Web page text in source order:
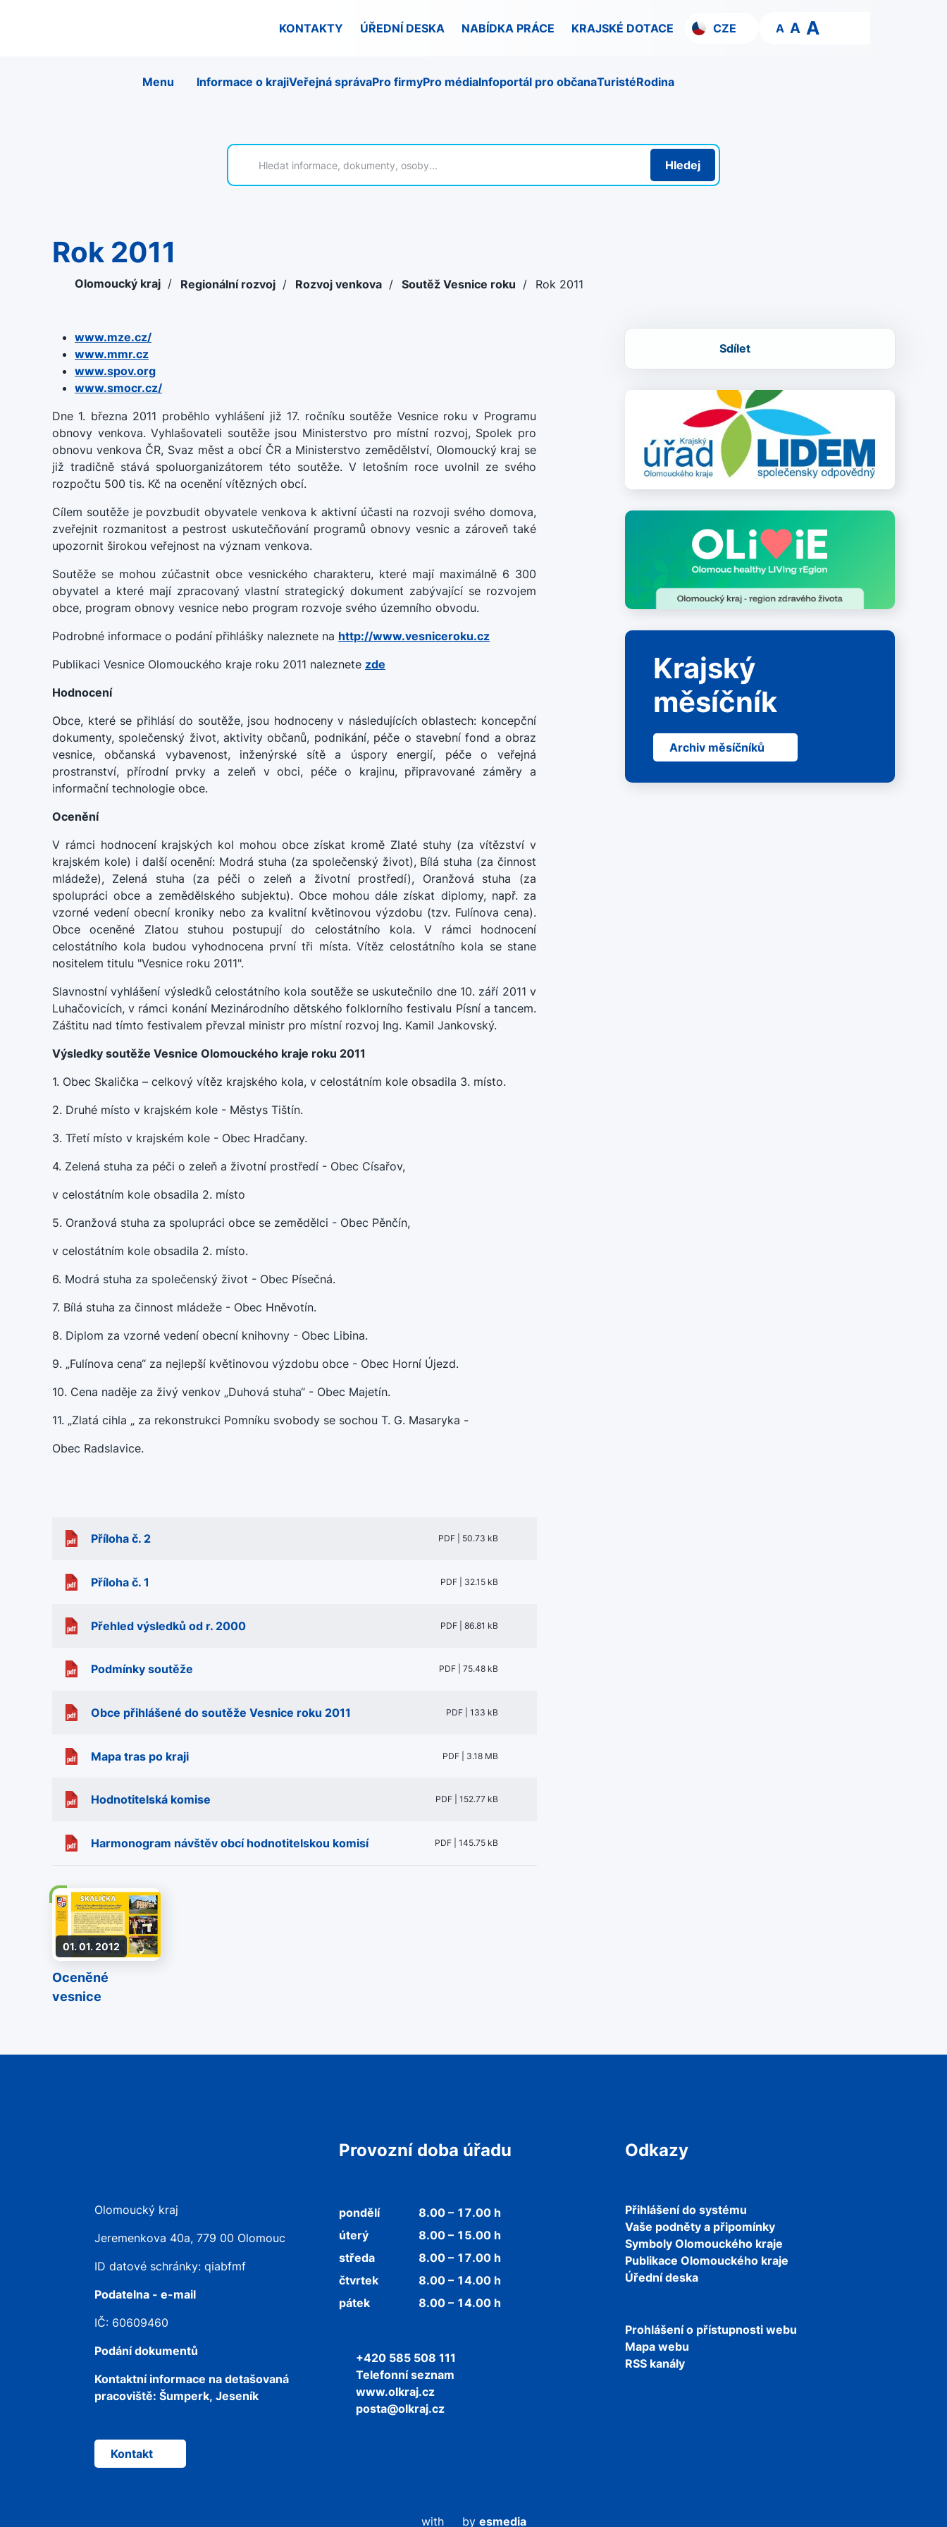
KONTAKTY ÚŘEDNÍ DESKA NABÍDKA PRÁCE KRAJSKÉ DOTACE CZE A A A
Menu Informace o krajiVeřejná správaPro firmyPro médiaInfoportál pro občanaTuristéRodina
Hledej
Rok 2011
Olomoucký kraj / Regionální rozvoj / Rozvoj venkova / Soutěž Vesnice roku / Rok 2011
www.mze.cz/
www.mmr.cz
www.spov.org
www.smocr.cz/
Dne 1. března 2011 proběhlo vyhlášení již 17. ročníku soutěže Vesnice roku v Programu
obnovy venkova. Vyhlašovateli soutěže jsou Ministerstvo pro místní rozvoj, Spolek pro
obnovu venkova ČR, Svaz měst a obcí ČR a Ministerstvo zemědělství, Olomoucký kraj se
již tradičně stává spoluorganizátorem této soutěže. V letošním roce uvolnil ze svého
rozpočtu 500 tis. Kč na ocenění vítězných obcí.
Cílem soutěže je povzbudit obyvatele venkova k aktivní účasti na rozvoji svého domova,
zveřejnit rozmanitost a pestrost uskutečňování programů obnovy vesnic a zároveň také
upozornit širokou veřejnost na význam venkova.
Soutěže se mohou zúčastnit obce vesnického charakteru, které mají maximálně 6 300
obyvatel a které mají zpracovaný vlastní strategický dokument zabývající se rozvojem
obce, program obnovy vesnice nebo program rozvoje svého územního obvodu.
Podrobné informace o podání přihlášky naleznete na http://www.vesniceroku.cz
Publikaci Vesnice Olomouckého kraje roku 2011 naleznete zde
Hodnocení
Obce, které se přihlásí do soutěže, jsou hodnoceny v následujících oblastech: koncepční
dokumenty, společenský život, aktivity občanů, podnikání, péče o stavební fond a obraz
vesnice, občanská vybavenost, inženýrské sítě a úspory energií, péče o veřejná
prostranství, přírodní prvky a zeleň v obci, péče o krajinu, připravované záměry a
informační technologie obce.
Ocenění
V rámci hodnocení krajských kol mohou obce získat kromě Zlaté stuhy (za vítězství v
krajském kole) i další ocenění: Modrá stuha (za společenský život), Bílá stuha (za činnost
mládeže), Zelená stuha (za péči o zeleň a životní prostředí), Oranžová stuha (za
spolupráci obce a zemědělského subjektu). Obce mohou dále získat diplomy, např. za
vzorné vedení obecní kroniky nebo za kvalitní květinovou výzdobu (tzv. Fulínova cena).
Obce oceněné Zlatou stuhou postupují do celostátního kola. V rámci hodnocení
celostátního kola budou vyhodnocena první tři místa. Vítěz celostátního kola se stane
nositelem titulu "Vesnice roku 2011".
Slavnostní vyhlášení výsledků celostátního kola soutěže se uskutečnilo dne 10. září 2011 v
Luhačovicích, v rámci konání Mezinárodního dětského folklorního festivalu Písní a tancem.
Záštitu nad tímto festivalem převzal ministr pro místní rozvoj Ing. Kamil Jankovský.
Výsledky soutěže Vesnice Olomouckého kraje roku 2011
1. Obec Skalička – celkový vítěz krajského kola, v celostátním kole obsadila 3. místo.
2. Druhé místo v krajském kole - Městys Tištín.
3. Třetí místo v krajském kole - Obec Hradčany.
4. Zelená stuha za péči o zeleň a životní prostředí - Obec Císařov,
v celostátním kole obsadila 2. místo
5. Oranžová stuha za spolupráci obce se zemědělci - Obec Pěnčín,
v celostátním kole obsadila 2. místo.
6. Modrá stuha za společenský život - Obec Písečná.
7. Bílá stuha za činnost mládeže - Obec Hněvotín.
8. Diplom za vzorné vedení obecní knihovny - Obec Libina.
9. „Fulínova cena“ za nejlepší květinovou výzdobu obce - Obec Horní Újezd.
10. Cena naděje za živý venkov „Duhová stuha“ - Obec Majetín.
11. „Zlatá cihla „ za rekonstrukci Pomníku svobody se sochou T. G. Masaryka -
Obec Radslavice.
Příloha č. 2 PDF | 50.73 kB
Příloha č. 1 PDF | 32.15 kB
Přehled výsledků od r. 2000 PDF | 86.81 kB
Podmínky soutěže PDF | 75.48 kB
Obce přihlášené do soutěže Vesnice roku 2011 PDF | 133 kB
Mapa tras po kraji PDF | 3.18 MB
Hodnotitelská komise PDF | 152.77 kB
Harmonogram návštěv obcí hodnotitelskou komisí PDF | 145.75 kB
01. 01. 2012
Oceněné
vesnice
Sdílet
Krajský
měsíčník
Archiv měsíčníků
Olomoucký kraj
Jeremenkova 40a, 779 00 Olomouc
ID datové schránky: qiabfmf
Podatelna - e-mail
IČ: 60609460
Podání dokumentů
Kontaktní informace na detašovaná
pracoviště: Šumperk, Jeseník
Kontakt
Provozní doba úřadu
pondělí
8.00 – 17.00 h
úterý
8.00 – 15.00 h
středa
8.00 – 17.00 h
čtvrtek
8.00 – 14.00 h
pátek
8.00 – 14.00 h
+420 585 508 111
Telefonní seznam
www.olkraj.cz
posta@olkraj.cz
Odkazy
Přihlášení do systému
Vaše podněty a připomínky
Symboly Olomouckého kraje
Publikace Olomouckého kraje
Úřední deska
Prohlášení o přístupnosti webu
Mapa webu
RSS kanály
with by esmedia